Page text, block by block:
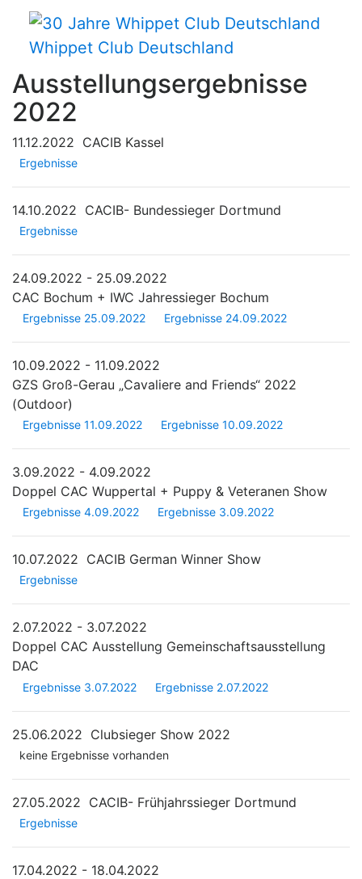
Whippet Club Deutschland
Ausstellungsergebnisse
2022
11.12.2022 CACIB Kassel
Ergebnisse
14.10.2022 CACIB- Bundessieger Dortmund
Ergebnisse
24.09.2022 - 25.09.2022
CAC Bochum + IWC Jahressieger Bochum
Ergebnisse 25.09.2022 Ergebnisse 24.09.2022
10.09.2022 - 11.09.2022
GZS Groß-Gerau „Cavaliere and Friends“ 2022
(Outdoor)
Ergebnisse 11.09.2022 Ergebnisse 10.09.2022
3.09.2022 - 4.09.2022
Doppel CAC Wuppertal + Puppy & Veteranen Show
Ergebnisse 4.09.2022 Ergebnisse 3.09.2022
10.07.2022 CACIB German Winner Show
Ergebnisse
2.07.2022 - 3.07.2022
Doppel CAC Ausstellung Gemeinschaftsausstellung
DAC
Ergebnisse 3.07.2022 Ergebnisse 2.07.2022
25.06.2022 Clubsieger Show 2022
keine Ergebnisse vorhanden
27.05.2022 CACIB- Frühjahrssieger Dortmund
Ergebnisse
17.04.2022 - 18.04.2022